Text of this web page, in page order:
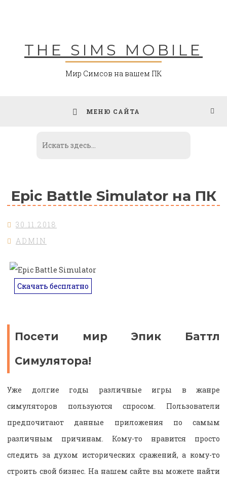
THE SIMS MOBILE
Мир Симсов на вашем ПК
МЕНЮ САЙТА
Epic Battle Simulator на ПК
30.11.2018
ADMIN
Скачать бесплатно
Посети мир Эпик Баттл
Симулятора!
Уже долгие годы различные игры в жанре
симуляторов пользуются спросом. Пользователи
предпочитают данные приложения по самым
различным причинам. Кому-то нравится просто
следить за духом исторических сражений, а кому-то
строить свой бизнес. На нашем сайте вы можете найти